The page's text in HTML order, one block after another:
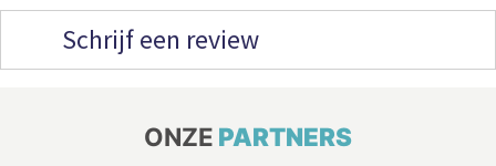
Schrijf een review
ONZE PARTNERS